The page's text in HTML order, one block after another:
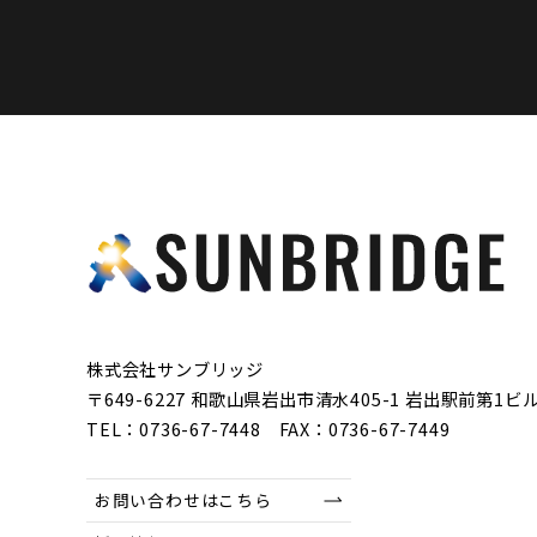
株式会社サンブリッジ
〒649-6227 和歌山県岩出市清水405-1 岩出駅前第1ビ
TEL：0736-67-7448 FAX：0736-67-7449
お問い合わせはこちら